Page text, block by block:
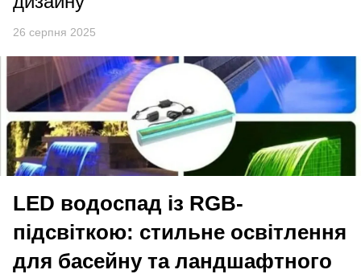
26 серпня 2025
LED водоспад із RGB-
підсвіткою: стильне освітлення
для басейну та ландшафтного